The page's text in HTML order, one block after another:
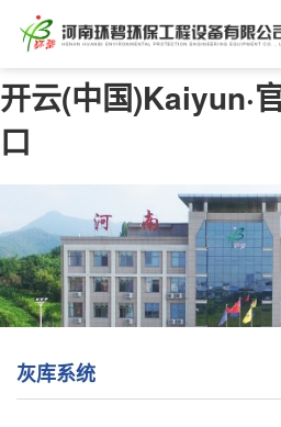
开云(中国)Kaiyun·
口
灰库系统